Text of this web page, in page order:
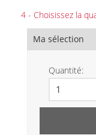
4 - Choisissez la
Ma sélection
Quantité: